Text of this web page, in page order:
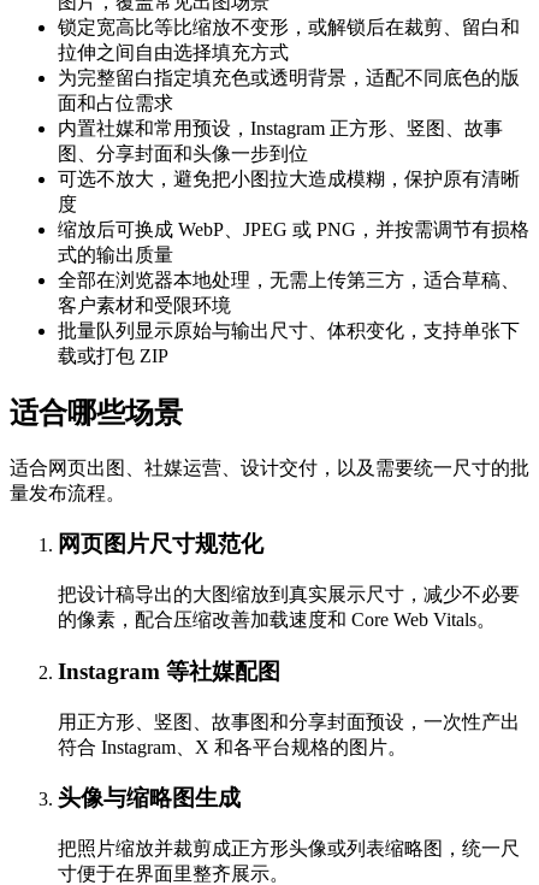
锁定宽高比等比缩放不变形，或解锁后在裁剪、留白和
拉伸之间自由选择填充方式
为完整留白指定填充色或透明背景，适配不同底色的版
面和占位需求
内置社媒和常用预设，Instagram 正方形、竖图、故事
图、分享封面和头像一步到位
可选不放大，避免把小图拉大造成模糊，保护原有清晰
度
缩放后可换成 WebP、JPEG 或 PNG，并按需调节有损格
式的输出质量
全部在浏览器本地处理，无需上传第三方，适合草稿、
客户素材和受限环境
批量队列显示原始与输出尺寸、体积变化，支持单张下
载或打包 ZIP
适合哪些场景
适合网页出图、社媒运营、设计交付，以及需要统一尺寸的批
量发布流程。
网页图片尺寸规范化
把设计稿导出的大图缩放到真实展示尺寸，减少不必要
的像素，配合压缩改善加载速度和 Core Web Vitals。
Instagram 等社媒配图
用正方形、竖图、故事图和分享封面预设，一次性产出
符合 Instagram、X 和各平台规格的图片。
头像与缩略图生成
把照片缩放并裁剪成正方形头像或列表缩略图，统一尺
寸便于在界面里整齐展示。